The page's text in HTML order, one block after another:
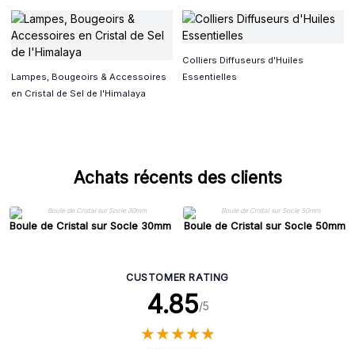
Lampes, Bougeoirs & Accessoires
en Cristal de Sel de l'Himalaya
Colliers Diffuseurs d'Huiles
Essentielles
Achats récents des clients
Boule de Cristal sur Socle 30mm Boule de Cristal sur Socle 50mm
CUSTOMER RATING
4.85/5
★★★★★
★★★★★